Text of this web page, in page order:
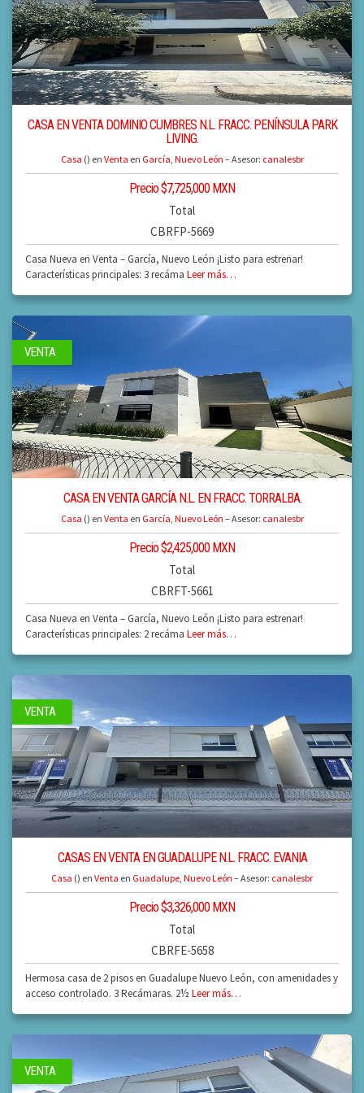
CASA EN VENTA DOMINIO CUMBRES N.L. FRACC. PENÍNSULA PARK
LIVING.
Casa () en Venta en García, Nuevo León – Asesor: canalesbr
Precio $7,725,000 MXN
Total
CBRFP-5669
Casa Nueva en Venta – García, Nuevo León ¡Listo para estrenar!
Características principales: 3 recáma Leer más…
VENTA
CASA EN VENTA GARCÍA N.L. EN FRACC. TORRALBA.
Casa () en Venta en García, Nuevo León – Asesor: canalesbr
Precio $2,425,000 MXN
Total
CBRFT-5661
Casa Nueva en Venta – García, Nuevo León ¡Listo para estrenar!
Características principales: 2 recáma Leer más…
VENTA
CASAS EN VENTA EN GUADALUPE N.L. FRACC. EVANIA
Casa () en Venta en Guadalupe, Nuevo León – Asesor: canalesbr
Precio $3,326,000 MXN
Total
CBRFE-5658
Hermosa casa de 2 pisos en Guadalupe Nuevo León, con amenidades y
acceso controlado. 3 Recámaras. 2½Leer más…
VENTA